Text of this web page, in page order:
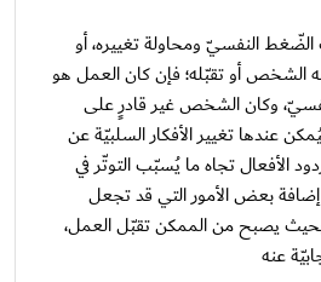
النفسيّ ومحاولة تغييره، أو
الشخص أو تقبّله؛ فإن كان العمل هو
وكان الشخص غير قادرٍ على
عندها تغيير الأفكار السلبيّة عن
الأفعال تجاه ما يُسبّب التوتّر في
بعض الأمور التي قد تجعل
بحيث يصبح من الممكن تقبّل العمل،
عنه